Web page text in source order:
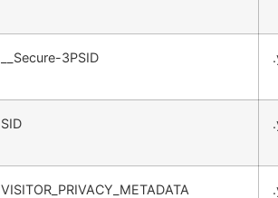
__Secure-3PSID
SID
VISITOR_PRIVACY_METADATA